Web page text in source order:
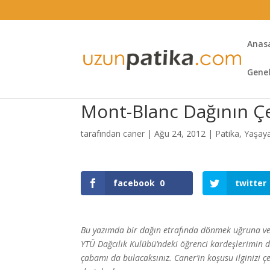
Genel
Mont-Blanc Dağının
tarafından caner |Ağu 24, 2012 | Patika,
facebook 0 twitter
Bu yazımda bir dağın etrafında dönmek uğruna
YTÜ Dağcılık Kulübü’ndeki öğrenci kardeşlerimin
çabamı da bulacaksınız. Caner’in koşusu ilginizi